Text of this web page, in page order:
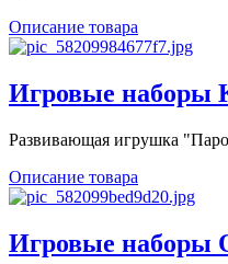
Описание товара
Игровые наборы
Развивающая игрушка
Описание товара
Игровые наборы